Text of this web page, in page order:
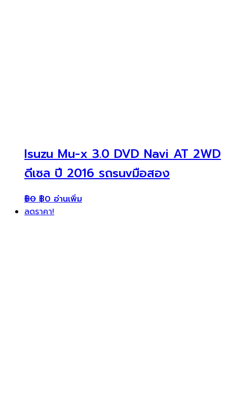
Isuzu Mu-x 3.0 DVD Navi AT 2WD
ดีเซล ปี 2016 รถsuvมือสอง
฿0 ฿0 อ่านเพิ่ม
ลดราคา!